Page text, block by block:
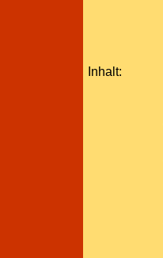
Inhalt: